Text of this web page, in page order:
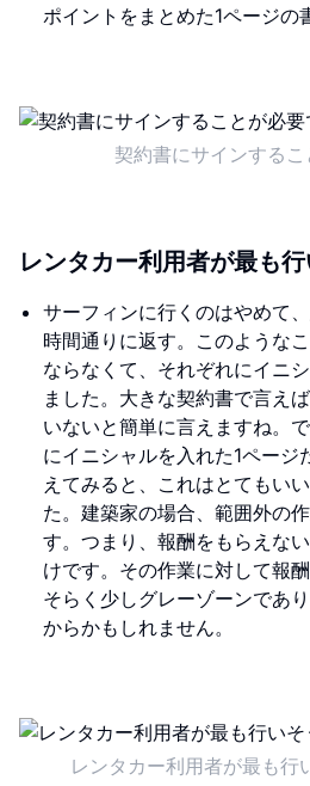
ポイントをまとめた1ページの
契約書にサインする
レンタカー利用者が最も
サーフィンに行くのはやめて
時間通りに返す。このような
ならなくて、それぞれにイニ
ました。大きな契約書で言え
いないと簡単に言えますね。
にイニシャルを入れた1ページ
えてみると、これはとてもい
た。建築家の場合、範囲外の
す。つまり、報酬をもらえな
けです。その作業に対して報
そらく少しグレーゾーンであ
からかもしれません。
レンタカー利用者が最も行